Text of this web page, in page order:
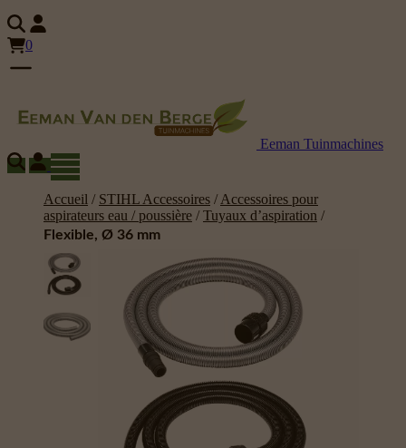
0
Eeman Tuinmachines
Accueil / STIHL Accessoires / Accessoires pour
aspirateurs eau / poussière / Tuyaux d’aspiration /
Flexible, Ø 36 mm